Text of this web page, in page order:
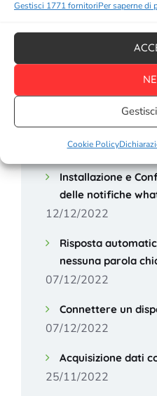
Gestisci 1771 fornitoriPer saperne di
Cookie Policy
12/01/2023
Come inviare
tuo Foglio di
Come integrare
negozio Shopify®
30/12/2022
Installazione e
delle notifiche
12/12/2022
Risposta
nessuna parola
07/12/2022
Connettere un
07/12/2022
Acquisizione dati
25/11/2022